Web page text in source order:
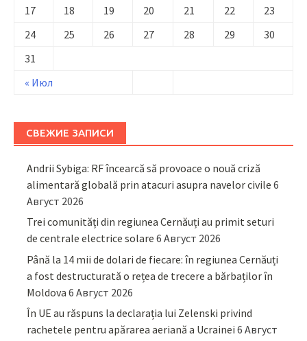
« Июл
17
18 19 20 21 22
23
24
25 26 27 28 29
30
31
СВЕЖИЕ ЗАПИСИ
Andrii Sybiga: RF încearcă să provoace o nouă criză
alimentară globală prin atacuri asupra navelor civile 6
Август 2026
Trei comunități din regiunea Cernăuți au primit seturi
de centrale electrice solare 6 Август 2026
Până la 14 mii de dolari de fiecare: în regiunea Cernăuți
a fost destructurată o rețea de trecere a bărbaților în
Moldova 6 Август 2026
În UE au răspuns la declarația lui Zelenski privind
rachetele pentru apărarea aeriană a Ucrainei 6 Август